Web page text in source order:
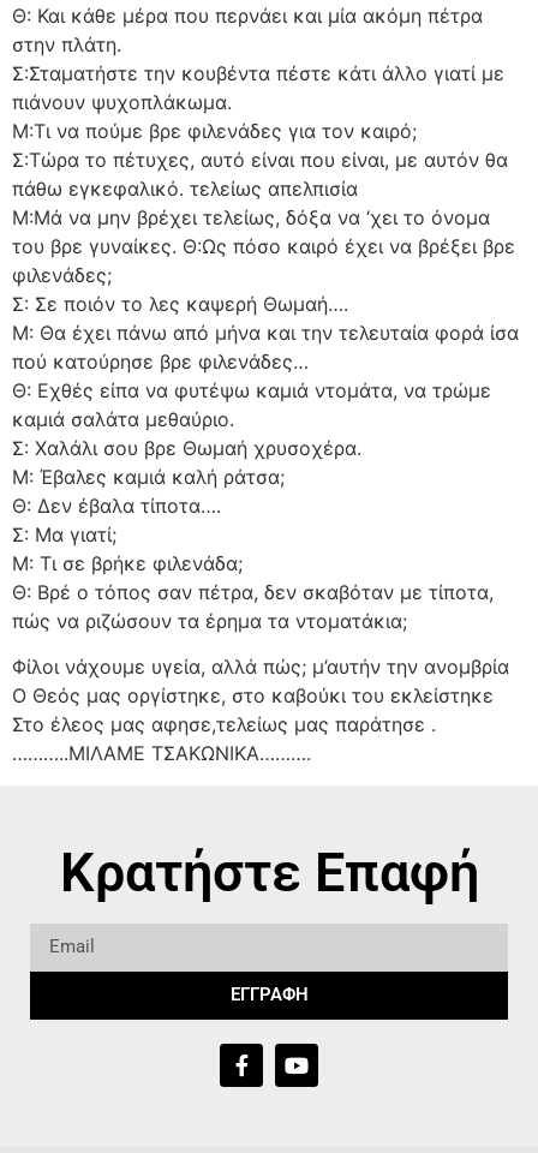
Θ: Και κάθε μέρα που περνάει και μία ακόμη πέτρα
στην πλάτη.
Σ:Σταματήστε την κουβέντα πέστε κάτι άλλο γιατί με
πιάνουν ψυχοπλάκωμα.
Μ:Τι να πούμε βρε φιλενάδες για τον καιρό;
Σ:Τώρα το πέτυχες, αυτό είναι που είναι, με αυτόν θα
πάθω εγκεφαλικό. τελείως απελπισία
Μ:Μά να μην βρέχει τελείως, δόξα να ‘χει το όνομα
του βρε γυναίκες. Θ:Ως πόσο καιρό έχει να βρέξει βρε
φιλενάδες;
Σ: Σε ποιόν το λες καψερή Θωμαή….
Μ: Θα έχει πάνω από μήνα και την τελευταία φορά ίσα
πού κατούρησε βρε φιλενάδες…
Θ: Εχθές είπα να φυτέψω καμιά ντομάτα, να τρώμε
καμιά σαλάτα μεθαύριο.
Σ: Χαλάλι σου βρε Θωμαή χρυσοχέρα.
Μ: Έβαλες καμιά καλή ράτσα;
Θ: Δεν έβαλα τίποτα….
Σ: Μα γιατί;
Μ: Τι σε βρήκε φιλενάδα;
Θ: Βρέ ο τόπος σαν πέτρα, δεν σκαβόταν με τίποτα,
πώς να ριζώσουν τα έρημα τα ντοματάκια;
Φίλοι νάχουμε υγεία, αλλά πώς; μ’αυτήν την ανομβρία
Ο Θεός μας οργίστηκε, στο καβούκι του εκλείστηκε
Στο έλεος μας αφησε,τελείως μας παράτησε .
………..ΜΙΛΑΜΕ ΤΣΑΚΩΝΙΚΑ……….
Κρατήστε Επαφή
ΕΓΓΡΑΦΗ